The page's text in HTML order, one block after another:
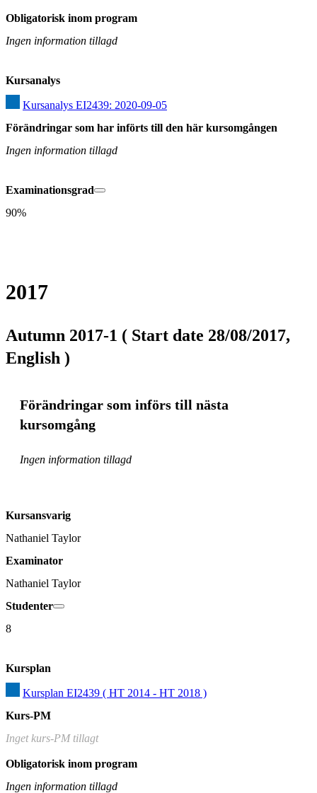
Obligatorisk inom program
Ingen information tillagd
Kursanalys
Kursanalys EI2439: 2020-09-05
Förändringar som har införts till den här kursomgången
Ingen information tillagd
Examinationsgrad
90%
2017
Autumn 2017-1 ( Start date 28/08/2017,
English )
Förändringar som införs till nästa
kursomgång
Ingen information tillagd
Kursansvarig
Nathaniel Taylor
Examinator
Nathaniel Taylor
Studenter
8
Kursplan
Kursplan EI2439 ( HT 2014 - HT 2018 )
Kurs-PM
Inget kurs-PM tillagt
Obligatorisk inom program
Ingen information tillagd